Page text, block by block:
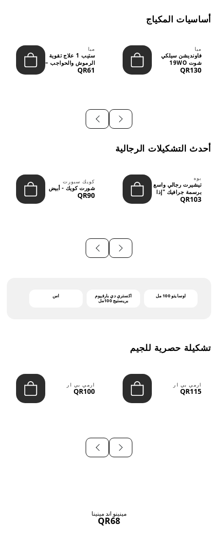
أساسيات المكياج
ميا
فاونديشن سيلكي
شوت 19WO
ميديوم دارك بدرجة
QR130
ميا
ستيب 1 علاج تقوية
الرموش والحواجب –
12 مل
QR61
أحدث التشكيلات الرجالية
بوه
تيشيرت رجالي واسع
برسمة جرافيك "إذا
لم نُعجبك...
QR103
كويك سبورت
شورت كويك - أبيض
QR90
أوسايتو 100 مل
اكستري دي بارفيوم
بريستيج 100مل
اس
تشكيلة حصرية للجيم
ارمي بي ار
QR115
ارمي بي ار
QR100
مينينو اند مينينا
QR68